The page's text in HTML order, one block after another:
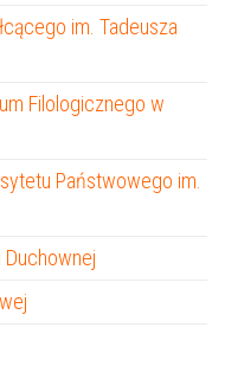
im. Tadeusza
Filologicznego w
Państwowego im.